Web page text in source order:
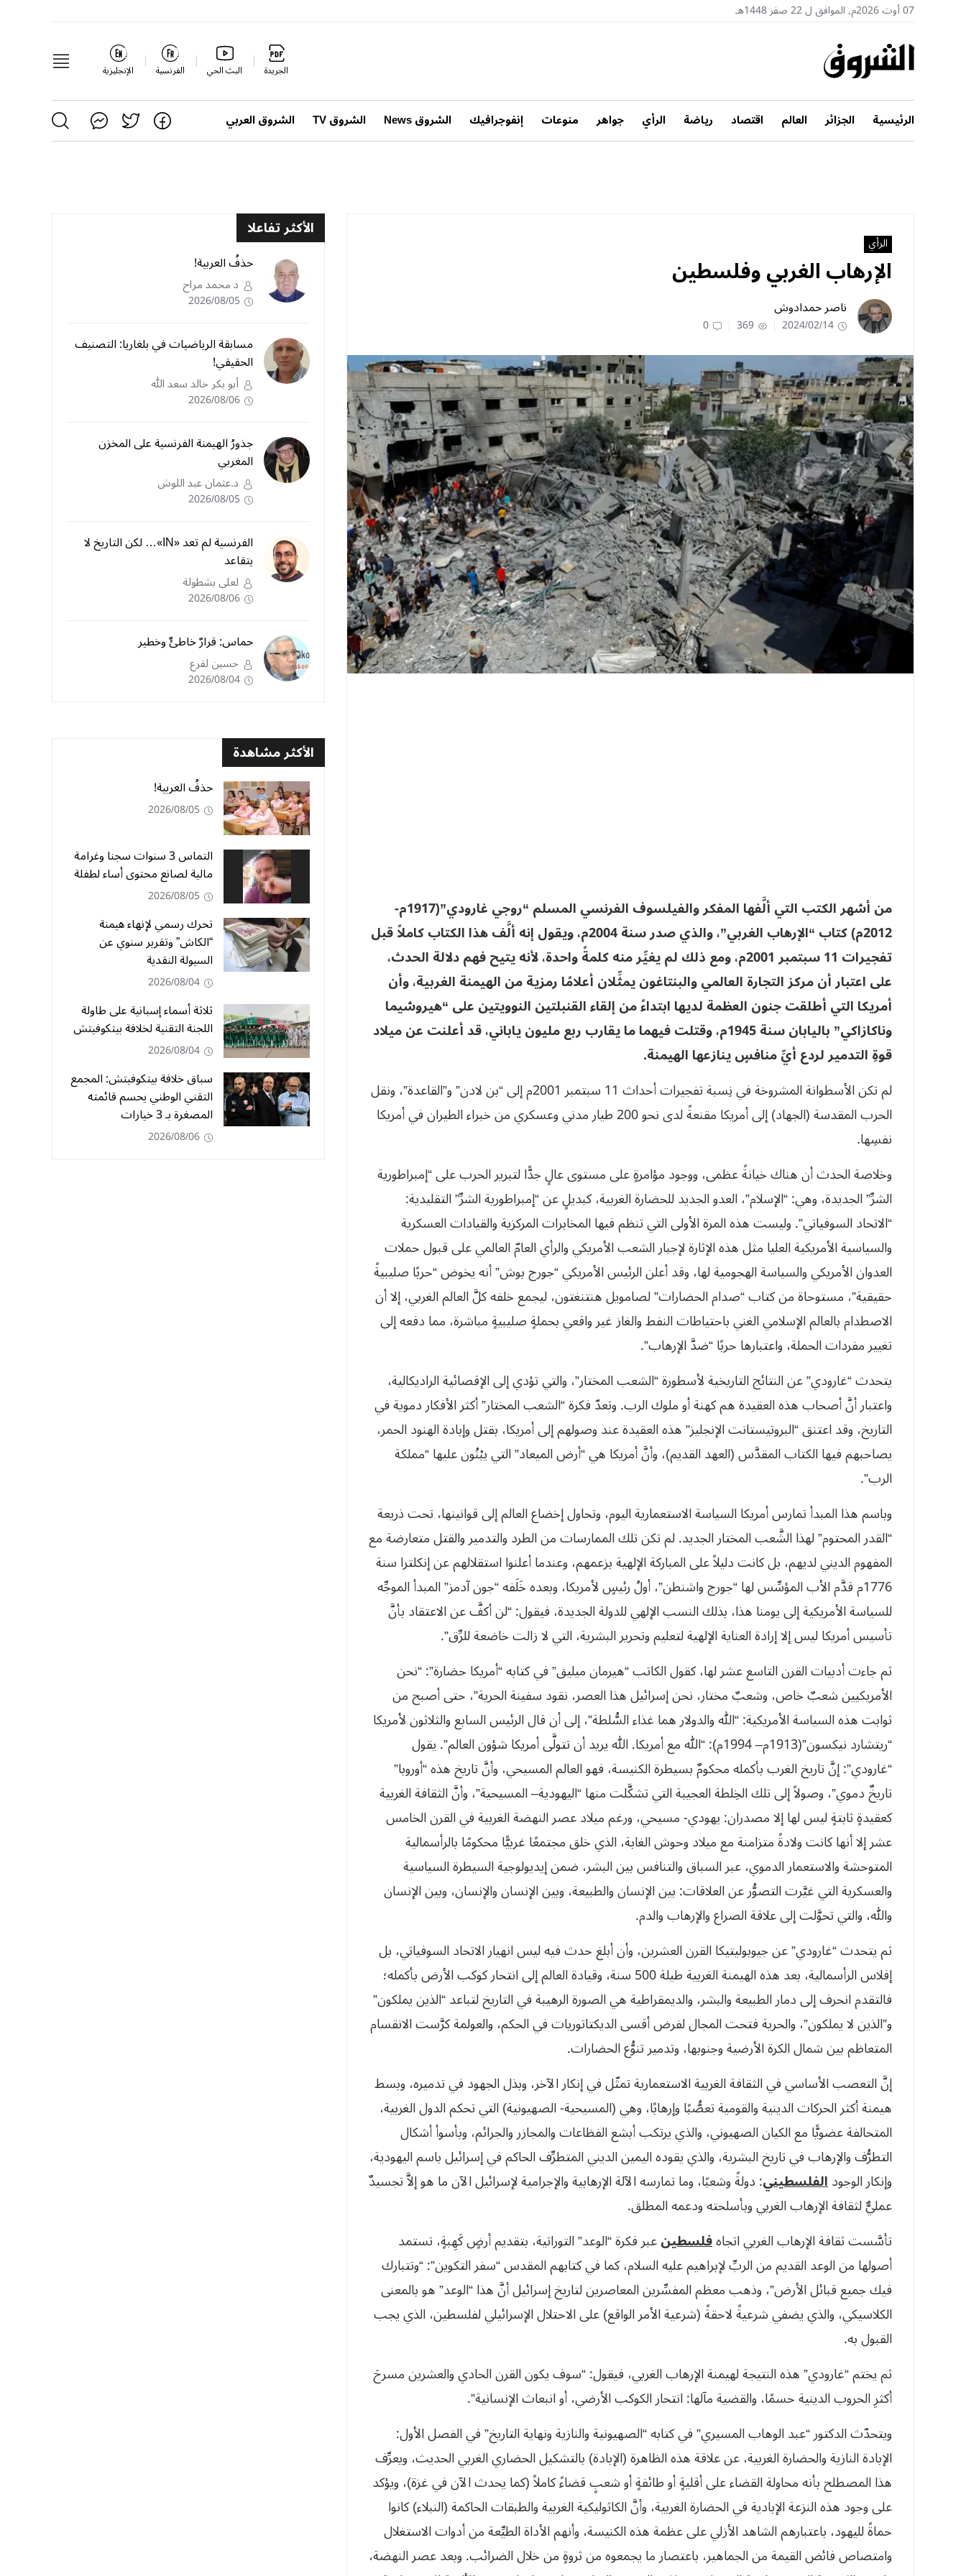
07 أوت 2026م, الموافق ل 22 صفر 1448هـ
الجريدة البث الحي الفرنسية الإنجليزية
الرئيسية الجزائر العالم اقتصاد رياضة الرأي جواهر منوعات إنفوجرافيك الشروق News الشروق TV الشروق العربي
الرأي
الإرهاب الغربي وفلسطين
ناصر حمدادوش
2024/02/14
369
0
من أشهر الكتب التي ألَّفها المفكر والفيلسوف الفرنسي المسلم “روجي غارودي”(1917م-
2012م) كتاب “الإرهاب الغربي”، والذي صدر سنة 2004م، ويقول إنه ألَّف هذا الكتاب كاملاً قبل
تفجيرات 11 سبتمبر 2001م، ومع ذلك لم يغيِّر منه كلمةً واحدة، لأنه يتيح فهم دلالة الحدث،
على اعتبار أن مركز التجارة العالمي والبنتاغون يمثِّلان أعلامًا رمزية من الهيمنة الغربية، وأن
أمريكا التي أطلقت جنون العظمة لديها ابتداءً من إلقاء القنبلتين النوويتين على “هيروشيما
وناكازاكي” باليابان سنة 1945م، وقتلت فيهما ما يقارب ربع مليون ياباني، قد أعلنت عن ميلاد
قوةِ التدمير لردع أيِّ منافسٍ ينازعها الهيمنة.
لم تكن الأسطوانة المشروخة في نِسبة تفجيرات أحداث 11 سبتمبر 2001م إلى “بن لادن” و”القاعدة”، ونقل
الحرب المقدسة (الجهاد) إلى أمريكا مقنعةً لدى نحو 200 طيار مدني وعسكري من خبراء الطيران في أمريكا
نفسِها.
وخلاصة الحدث أن هناك خيانةً عظمى، ووجود مؤامرةٍ على مستوى عالٍ جدًّا لتبرير الحرب على “إمبراطورية
الشرِّ” الجديدة، وهي: “الإسلام”، العدو الجديد للحضارة الغربية، كبديلٍ عن “إمبراطورية الشرِّ” التقليدية:
“الاتحاد السوفياتي”. وليست هذه المرة الأولى التي تنظم فيها المخابرات المركزية والقيادات العسكرية
والسياسية الأمريكية العليا مثل هذه الإثارة لإجبار الشعب الأمريكي والرأي العامّ العالمي على قبول حملات
العدوان الأمريكي والسياسة الهجومية لها، وقد أعلن الرئيس الأمريكي “جورج بوش” أنه يخوض “حربًا صليبيةً
حقيقية”، مستوحاة من كتاب “صدام الحضارات” لصامويل هنتنغتون، ليجمع خلفه كلَّ العالم الغربي، إلا أن
الاصطدام بالعالم الإسلامي الغني باحتياطات النفط والغاز غير واقعي بحملةٍ صليبيةٍ مباشرة، مما دفعه إلى
تغيير مفردات الحملة، واعتبارها حربًا “ضدَّ الإرهاب”.
يتحدث “غارودي” عن النتائج التاريخية لأسطورة “الشعب المختار”، والتي تؤدي إلى الإقصائية الراديكالية،
واعتبار أنَّ أصحاب هذه العقيدة هم كهنة أو ملوك الرب. وتعدّ فكرة “الشعب المختار” أكثر الأفكار دموية في
التاريخ، وقد اعتنق “البروتيستانت الإنجليز” هذه العقيدة عند وصولهم إلى أمريكا، بقتل وإبادة الهنود الحمر،
يصاحبهم فيها الكتاب المقدَّس (العهد القديم)، وأنَّ أمريكا هي “أرض الميعاد” التي يبْنُون عليها “مملكة
الرب”.
وباسم هذا المبدأ تمارس أمريكا السياسة الاستعمارية اليوم، وتحاول إخضاع العالم إلى قوانينها، تحت ذريعة
“القدر المحتوم” لهذا الشَّعب المختار الجديد. لم تكن تلك الممارسات من الطرد والتدمير والقتل متعارضة مع
المفهوم الديني لديهم، بل كانت دليلاً على المباركة الإلهية بزعمهم، وعندما أعلنوا استقلالهم عن إنكلترا سنة
1776م قدَّم الأب المؤسِّس لها “جورج واشنطن”، أولُ رئيسٍ لأمريكا، وبعده خَلَفه “جون آدمز” المبدأ الموجِّه
للسياسة الأمريكية إلى يومنا هذا، بذلك النسب الإلهي للدولة الجديدة، فيقول: “لن أكفَّ عن الاعتقاد بأنَّ
تأسيس أمريكا ليس إلا إرادة العناية الإلهية لتعليم وتحرير البشرية، التي لا زالت خاضعة للرِّق”.
ثم جاءت أدبيات القرن التاسع عشر لها، كقول الكاتب “هيرمان ميليق” في كتابه “أمريكا حضارة”: “نحن
الأمريكيين شعبٌ خاص، وشعبٌ مختار، نحن إسرائيل هذا العصر، نقود سفينة الحرية”، حتى أصبح من
ثوابت هذه السياسة الأمريكية: “الله والدولار هما غذاء السُّلطة”، إلى أن قال الرئيس السابع والثلاثون لأمريكا
“ريتشارد نيكسون”(1913م– 1994م): “الله مع أمريكا. الله يريد أن تتولَّى أمريكا شؤون العالم”. يقول
“غارودي”: إنَّ تاريخ الغرب بأكمله محكومٌ بسيطرة الكنيسة، فهو العالم المسيحي، وأنَّ تاريخ هذه “أوروبا”
تاريخٌ دموي”، وصولاً إلى تلك الخِلطة العجيبة التي تشكَّلت منها “اليهودية– المسيحية”، وأنَّ الثقافة الغربية
كعقيدةٍ ثابتةٍ ليس لها إلا مصدران: يهودي- مسيحي، ورغم ميلاد عصر النهضة الغربية في القرن الخامس
عشر إلا أنها كانت ولادةً متزامنة مع ميلاد وحوش الغابة، الذي خلق مجتمعًا غربيًّا محكومًا بالرأسمالية
المتوحشة والاستعمار الدموي، عبر السباق والتنافس بين البشر، ضمن إيديولوجية السيطرة السياسية
والعسكرية التي غيَّرت التصوُّر عن العلاقات: بين الإنسان والطبيعة، وبين الإنسان والإنسان، وبين الإنسان
والله، والتي تحوَّلت إلى علاقة الصراع والإرهاب والدم.
ثم يتحدث “غارودي” عن جيوبوليتيكا القرن العشرين، وأن أبلغ حدث فيه ليس انهيار الاتحاد السوفياتي، بل
إفلاس الرأسمالية، بعد هذه الهيمنة الغربية طيلة 500 سنة، وقيادة العالم إلى انتحار كوكب الأرض بأكمله؛
فالتقدم انحرف إلى دمار الطبيعة والبشر، والديمقراطية هي الصورة الرهيبة في التاريخ لتباعد “الذين يملكون”
و”الذين لا يملكون”، والحرية فتحت المجال لفرض أقسى الديكتاتوريات في الحكم، والعولمة كرَّست الانقسام
المتعاظم بين شمال الكرة الأرضية وجنوبها، وتدمير تنوُّع الحضارات.
إنَّ التعصب الأساسي في الثقافة الغربية الاستعمارية تمثّل في إنكار الآخر، وبذل الجهود في تدميره، وبسط
هيمنة أكثر الحركات الدينية والقومية تعصُّبًا وإرهابًا، وهي (المسيحية- الصهيونية) التي تحكم الدول الغربية،
المتحالفة عضويًّا مع الكيان الصهيوني، والذي يرتكب أبشع الفظاعات والمجازر والجرائم، وبأسوأ أشكال
التطرُّف والإرهاب في تاريخ البشرية، والذي يقوده اليمين الديني المتطرِّف الحاكم في إسرائيل باسم اليهودية،
وإنكار الوجودالفلسطيني: دولةً وشعبًا، وما تمارسه الآلة الإرهابية والإجرامية لإسرائيل الآن ما هو إلاَّ تجسيدٌ
عمليٌّ لثقافة الإرهاب الغربي وبأسلحته ودعمه المطلق.
تأسَّست ثقافة الإرهاب الغربي اتجاهفلسطينعبر فكرة “الوعد” التوراتية، بتقديم أرضٍ كَهِبةٍ، تستمد
أصولها من الوعد القديم من الربِّ لإبراهيم عليه السلام، كما في كتابهم المقدس “سفر التكوين”: “وتتبارك
فيك جميع قبائل الأرض”، وذهب معظم المفسِّرين المعاصرين لتاريخ إسرائيل أنَّ هذا “الوعد” هو بالمعنى
الكلاسيكي، والذي يضفي شرعيةً لاحقةً (شرعية الأمر الواقع) على الاحتلال الإسرائيلي لفلسطين، الذي يجب
القبول به.
ثم يختم “غارودي” هذه النتيجة لهيمنة الإرهاب الغربي، فيقول: “سوف يكون القرن الحادي والعشرين مسرحَ
أكثرِ الحروب الدينية حسمًا، والقضية مآلها: انتحار الكوكب الأرضي، أو انبعاث الإنسانية”.
ويتحدّث الدكتور “عبد الوهاب المسيري” في كتابه “الصهيونية والنازية ونهاية التاريخ” في الفصل الأول:
الإبادة النازية والحضارة الغربية، عن علاقة هذه الظاهرة (الإبادة) بالتشكيل الحضاري الغربي الحديث، ويعرِّف
هذا المصطلح بأنه محاولة القضاء على أقليةٍ أو طائفةٍ أو شعبٍ قضاءً كاملاً (كما يحدث الآن في غزة)، ويؤكد
على وجود هذه النزعة الإبادية في الحضارة الغربية، وأنَّ الكاثوليكية الغربية والطبقات الحاكمة (النبلاء) كانوا
حماةً لليهود، باعتبارهم الشاهد الأزلي على عظمة هذه الكنيسة، وأنهم الأداة الطيِّعة من أدوات الاستغلال
وامتصاص فائض القيمة من الجماهير، باعتصار ما يجمعوه من ثروةٍ من خلال الضرائب. وبعد عصر النهضة،
الأكثر تفاعلا
حذفُ العربية!
د محمد مراح
2026/08/05
مسابقة الرياضيات في بلغاريا: التصنيف
الحقيقي!
أبو بكر خالد سعد الله
2026/08/06
جذورُ الهيمنة الفرنسية على المخزن
المغربي
د.عثمان عبد اللوش
2026/08/05
الفرنسية لم تعد «IN»… لكن التاريخ لا
يتقاعد
لعلى بشطولة
2026/08/06
حماس: قرارٌ خاطئٌ وخطير
حسين لقرع
2026/08/04
الأكثر مشاهدة
حذفُ العربية!
2026/08/05
التماس 3 سنوات سجنا وغرامة
مالية لصانع محتوى أساء لطفلة
2026/08/05
تحرك رسمي لإنهاء هيمنة
“الكاش” وتقرير سنوي عن
السيولة النقدية
2026/08/04
ثلاثة أسماء إسبانية على طاولة
اللجنة التقنية لخلافة بيتكوفيتش
2026/08/04
سباق خلافة بيتكوفيتش: المجمع
التقني الوطني يحسم قائمته
المصغرة بـ 3 خيارات
2026/08/06